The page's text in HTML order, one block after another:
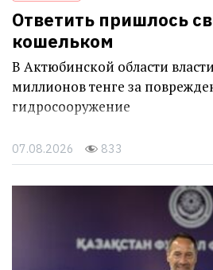
Ответить пришлось
кошельком
В Актюбинской области
миллионов тенге за
гидросооружение
07.08.2026 833